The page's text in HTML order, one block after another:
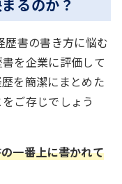
るのか？
歴書の書き方に悩む
を企業に評価して
を簡潔にまとめた
ご存じでしょう
一番上に書かれて